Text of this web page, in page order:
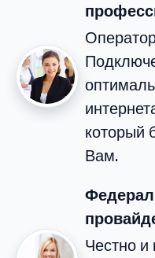
который
Вам.
Честно и